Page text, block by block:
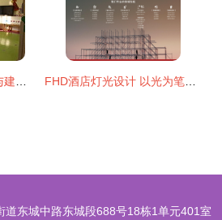
道东城中路东城段688号18栋1单元401室